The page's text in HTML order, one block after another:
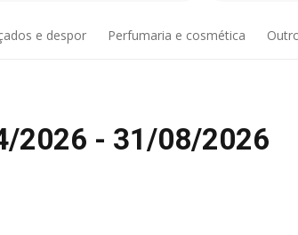
e despor Perfumaria e cosmética
2026 - 31/08/2026